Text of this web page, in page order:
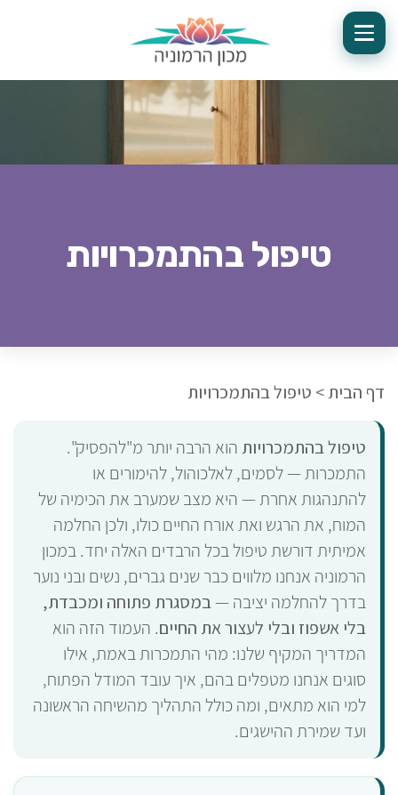
טיפול בהתמכרויות
דף הבית> טיפול בהתמכרויות
טיפול בהתמכרויות הוא הרבה יותר מ"להפסיק".
התמכרות — לסמים, לאלכוהול, להימורים או
להתנהגות אחרת — היא מצב שמערב את הכימיה של
המוח, את הרגש ואת אורח החיים כולו, ולכן החלמה
אמיתית דורשת טיפול בכל הרבדים האלה יחד. במכון
הרמוניה אנחנו מלווים כבר שנים גברים, נשים ובני נוער
בדרך להחלמה יציבה —במסגרת פתוחה ומכבדת,
בלי אשפוז ובלי לעצור את החיים. העמוד הזה הוא
המדריך המקיף שלנו: מהי התמכרות באמת, אילו
סוגים אנחנו מטפלים בהם, איך עובד המודל הפתוח,
למי הוא מתאים, ומה כולל התהליך מהשיחה הראשונה
ועד שמירת ההישגים.